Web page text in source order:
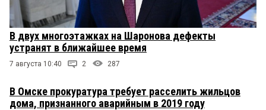
В двух многоэтажках на Шаронова дефекты
устранят в ближайшее время
7 августа 10:40 2 287
В Омске прокуратура требует расселить жильцов
дома, признанного аварийным в 2019 году